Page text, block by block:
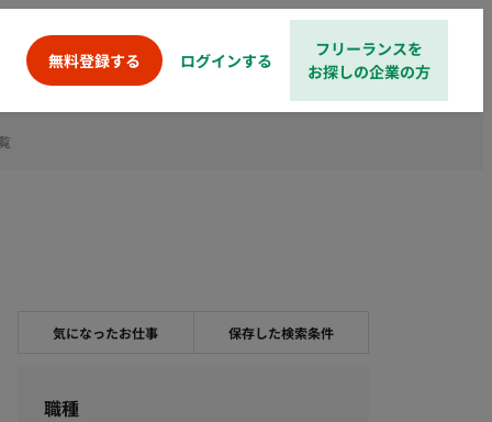
無料登録する ログインする
フリーランスを
お探しの企業の方
気になったお仕事 保存した検索条件
職種